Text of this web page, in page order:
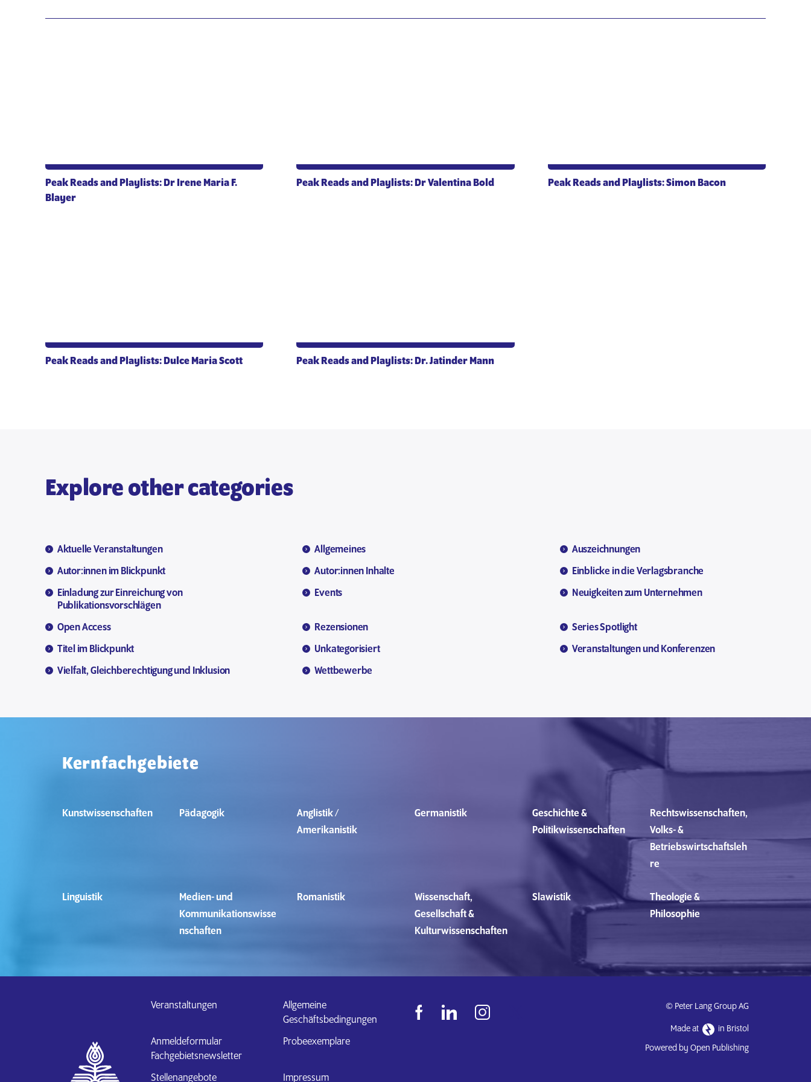
Peak Reads and Playlists: Dr Irene Maria F.
Blayer
Peak Reads and Playlists: Dr Valentina Bold Peak Reads and Playlists: Simon Bacon
Peak Reads and Playlists: Dulce Maria Scott Peak Reads and Playlists: Dr. Jatinder Mann
Explore other categories
Aktuelle Veranstaltungen Allgemeines
Auszeichnungen
Autor:innen im Blickpunkt
Autor:innen Inhalte
Einblicke in die Verlagsbranche
Einladung zur Einreichung von
Publikationsvorschlägen
Events Neuigkeiten zum Unternehmen
Open Access Rezensionen
Series Spotlight
Titel im Blickpunkt
Unkategorisiert
Veranstaltungen und Konferenzen
Vielfalt, Gleichberechtigung und Inklusion
Wettbewerbe
Kernfachgebiete
Kunstwissenschaften Pädagogik
Anglistik /
Amerikanistik
Germanistik
Geschichte &
Politikwissenschaften
Rechtswissenschaften,
Volks- &
Betriebswirtschaftsleh
re
Linguistik
Medien- und
Kommunikationswisse
nschaften
Romanistik
Wissenschaft,
Gesellschaft &
Kulturwissenschaften
Slawistik
Theologie &
Philosophie
Veranstaltungen
Anmeldeformular
Fachgebietsnewsletter
Stellenangebote
Allgemeine
Geschäftsbedingungen
Probeexemplare
Impressum
© Peter Lang Group AG
Made at
in Bristol
Powered by Open Publishing